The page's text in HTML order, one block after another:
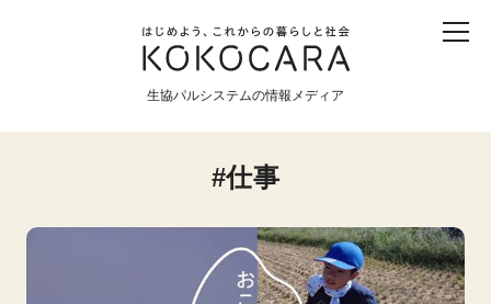
生協パルシステムの情報メディア
産直 食育 食べる 震災
暮らしと社会
仕事